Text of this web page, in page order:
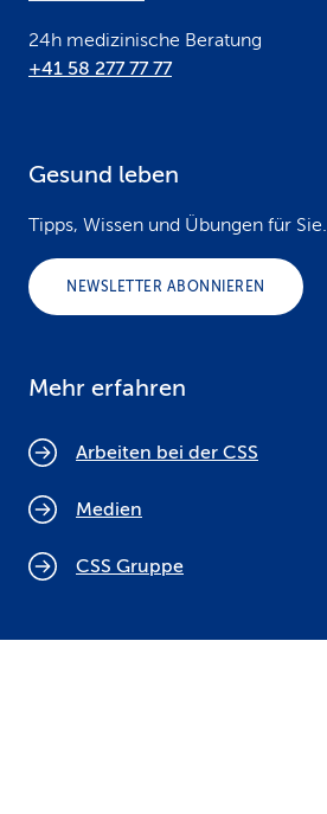
24h medizinische Beratung
+41 58 277 77 77
Gesund leben
Tipps, Wissen und Übungen für Sie.
NEWSLETTER ABONNIEREN
Mehr erfahren
Arbeiten bei der CSS
Medien
CSS Gruppe